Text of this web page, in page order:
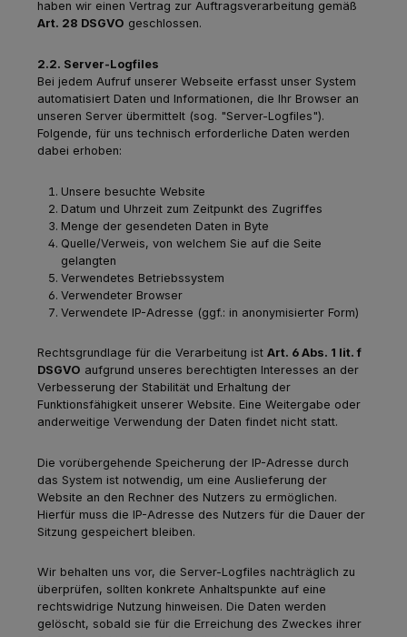
haben wir einen Vertrag zur Auftragsverarbeitung gemäß
Art. 28 DSGVO geschlossen.
2.2. Server-Logfiles
Bei jedem Aufruf unserer Webseite erfasst unser System
automatisiert Daten und Informationen, die Ihr Browser an
unseren Server übermittelt (sog. "Server-Logfiles").
Folgende, für uns technisch erforderliche Daten werden
dabei erhoben:
Unsere besuchte Website
Datum und Uhrzeit zum Zeitpunkt des Zugriffes
Menge der gesendeten Daten in Byte
Quelle/Verweis, von welchem Sie auf die Seite
gelangten
Verwendetes Betriebssystem
Verwendeter Browser
Verwendete IP-Adresse (ggf.: in anonymisierter Form)
Rechtsgrundlage für die Verarbeitung ist Art. 6 Abs. 1 lit. f
DSGVO aufgrund unseres berechtigten Interesses an der
Verbesserung der Stabilität und Erhaltung der
Funktionsfähigkeit unserer Website. Eine Weitergabe oder
anderweitige Verwendung der Daten findet nicht statt.
Die vorübergehende Speicherung der IP-Adresse durch
das System ist notwendig, um eine Auslieferung der
Website an den Rechner des Nutzers zu ermöglichen.
Hierfür muss die IP-Adresse des Nutzers für die Dauer der
Sitzung gespeichert bleiben.
Wir behalten uns vor, die Server-Logfiles nachträglich zu
überprüfen, sollten konkrete Anhaltspunkte auf eine
rechtswidrige Nutzung hinweisen. Die Daten werden
gelöscht, sobald sie für die Erreichung des Zweckes ihrer